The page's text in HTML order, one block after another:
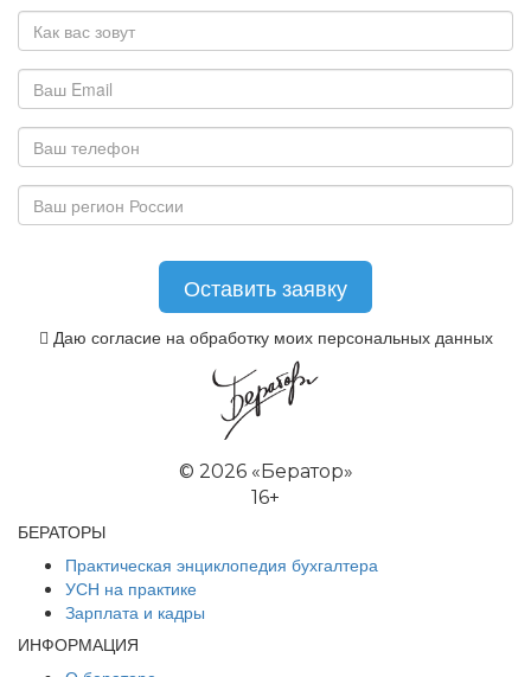
Даю согласие на обработку моих персональных данных
© 2026 «Бератор»
16+
БЕРАТОРЫ
Практическая энциклопедия бухгалтера
УСН на практике
Зарплата и кадры
ИНФОРМАЦИЯ